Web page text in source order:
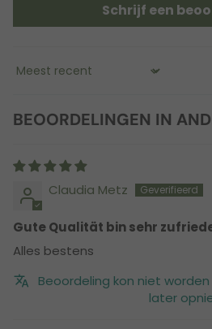
Schrijf een
Sort by
BEOORDELINGEN IN
Claudia Metz
Gute Qualität bin sehr
Alles bestens
Beoordeling kon niet
later